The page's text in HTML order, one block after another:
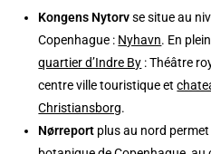
Kongens Nytorvse situe au
Copenhague : Nyhavn. En
quartier d’Indre By : Théâtre
centre ville touristique et
Christiansborg.
Nørreport plus au nord